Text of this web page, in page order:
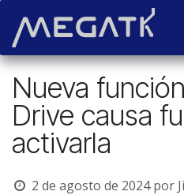
Nueva
Drive causa
activarla
2 de agosto de 2024 por